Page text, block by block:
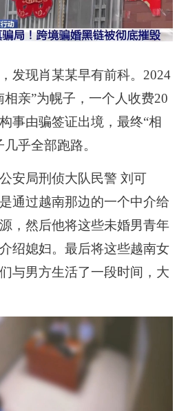
现肖某某早有前科。2024
亲”为幌子，一个人收费20
事由骗签证出境，最终“相
乎全部跑路。
局刑侦大队民警 刘可
通过越南那边的一个中介给
，然后他将这些未婚男青年
绍媳妇。最后将这些越南女
与男方生活了一段时间，大